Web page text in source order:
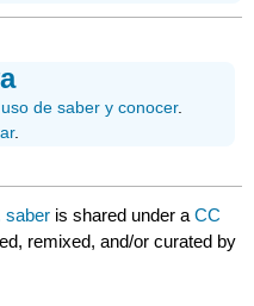
de saber y conocer.
.
saber is shared under aCC
remixed, and/or curated by